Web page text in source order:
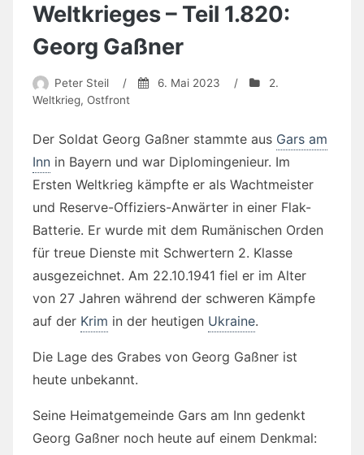
Weltkrieges – Teil 1.820:
Georg Gaßner
Peter Steil / 6. Mai 2023 /
2.
Weltkrieg, Ostfront
Der Soldat Georg Gaßner stammte aus Gars am
Inn in Bayern und war Diplomingenieur. Im
Ersten Weltkrieg kämpfte er als Wachtmeister
und Reserve-Offiziers-Anwärter in einer Flak-
Batterie. Er wurde mit dem Rumänischen Orden
für treue Dienste mit Schwertern 2. Klasse
ausgezeichnet. Am 22.10.1941 fiel er im Alter
von 27 Jahren während der schweren Kämpfe
auf der Krim in der heutigen Ukraine.
Die Lage des Grabes von Georg Gaßner ist
heute unbekannt.
Seine Heimatgemeinde Gars am Inn gedenkt
Georg Gaßner noch heute auf einem Denkmal: